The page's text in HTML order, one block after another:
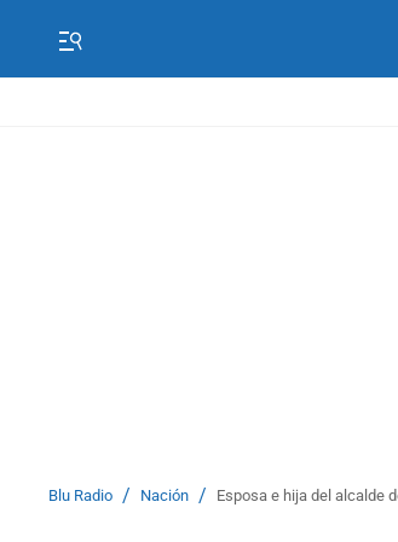
Blu Radio / Nación / Esposa e hija del alcalde